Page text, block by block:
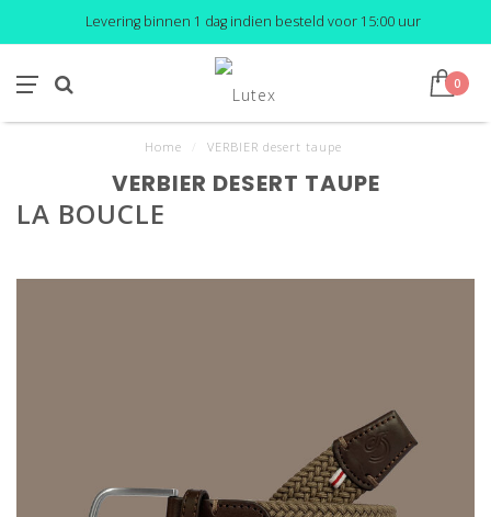
Levering binnen 1 dag indien besteld voor 15:00 uur
0
Home VERBIER desert taupe
VERBIER DESERT TAUPE
LA BOUCLE